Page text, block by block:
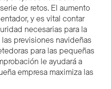
de retos. El aumento
y es vital contar
necesarias para la
previsiones navideñas
para las pequeñas
le ayudará a
empresa maximiza las